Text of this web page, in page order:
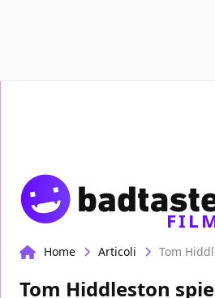
Home Articoli
Tom Hiddleston